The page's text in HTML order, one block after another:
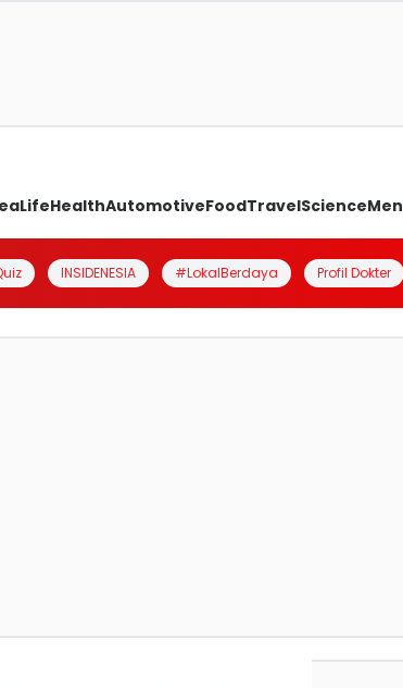
LifeHealthAutomotiveFoodTravelScienceMen
INSIDENESIA #LokalBerdaya Profil Dokter